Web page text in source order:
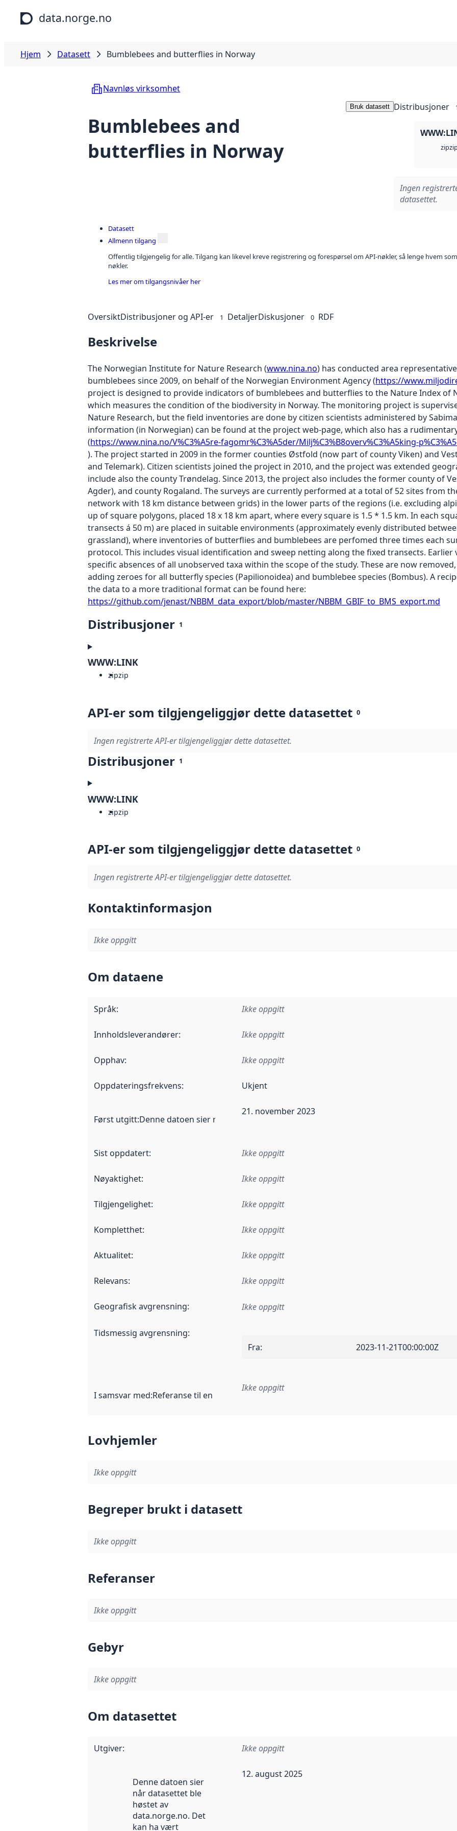
Hopp til hovedinnhold
data.norge.no
Hjem Datasett Bumblebees and butterflies in Norway
Navnløs virksomhet
Bumblebees and
butterflies in Norway
Bruk datasett Distribusjoner
zip
Ingen
datasettet.
Datasett
Allmenn tilgang
Offentlig tilgjengelig for alle. Tilgang kan likevel kreve registrering og forespørsel om API-nøkler, så lenge hvem
nøkler.
Les mer om tilgangsnivåer her
OversiktDistribusjoner og API-er 1 DetaljerDiskusjoner 0 RDF
Beskrivelse
The Norwegian Institute for Nature Research (www.nina.no) has conducted area
bumblebees since 2009, on behalf of the Norwegian Environment Agency (https://
project is designed to provide indicators of bumblebees and butterflies to the Nature Index of
which measures the condition of the biodiversity in Norway. The monitoring project is
Nature Research, but the field inventories are done by citizen scientists administered by
information (in Norwegian) can be found at the project web-page, which also has a
(https://www.nina.no/V%C3%A5re-fagomr%C3%A5der/Milj%C3%B8overv%C3%A5king-
). The project started in 2009 in the former counties Østfold (now part of county Viken) and
and Telemark). Citizen scientists joined the project in 2010, and the project was extended
include also the county Trøndelag. Since 2013, the project also includes the former county of
Agder), and county Rogaland. The surveys are currently performed at a total of 52 sites from
network with 18 km distance between grids) in the lower parts of the regions (i.e. excluding
up of square polygons, placed 18 x 18 km apart, where every square is 1.5 * 1.5 km. In each
transects á 50 m) are placed in suitable environments (approximately evenly distributed
grassland), where inventories of butterflies and bumblebees are perfomed three times each
protocol. This includes visual identification and sweep netting along the fixed transects.
specific absences of all unobserved taxa within the scope of the study. These are now
adding zeroes for all butterfly species (Papilionoidea) and bumblebee species (Bombus). A
the data to a more traditional format can be found here:
https://github.com/jenast/NBBM_data_export/blob/master/NBBM_GBIF_to_BMS_export.md
Distribusjoner 1
WWW:LINK
zipzip
API-er som tilgjengeliggjør dette datasettet 0
Ingen registrerte API-er tilgjengeliggjør dette datasettet.
Distribusjoner 1
WWW:LINK
zipzip
API-er som tilgjengeliggjør dette datasettet 0
Ingen registrerte API-er tilgjengeliggjør dette datasettet.
Kontaktinformasjon
Ikke oppgitt
Om dataene
Språk: Ikke oppgitt
Innholdsleverandører: Ikke oppgitt
Opphav: Ikke oppgitt
Oppdateringsfrekvens: Ukjent
Først utgitt:Denne datoen sier når dataene i dette datasettet første gang ble utgitt. Det kan
21. november 2023
Sist oppdatert: Ikke oppgitt
Nøyaktighet: Ikke oppgitt
Tilgjengelighet: Ikke oppgitt
Kompletthet: Ikke oppgitt
Aktualitet: Ikke oppgitt
Relevans: Ikke oppgitt
Geografisk avgrensning: Ikke oppgitt
Tidsmessig avgrensning:
Fra: 2023-11-21T00:00:00Z
I samsvar med:Referanse til en implementasjonsregel eller annen spesifikasjon, som ligger
Ikke oppgitt
Lovhjemler
Ikke oppgitt
Begreper brukt i datasett
Ikke oppgitt
Referanser
Ikke oppgitt
Gebyr
Ikke oppgitt
Om datasettet
Utgiver: Ikke oppgitt
Denne datoen sier
når datasettet ble
høstet av
data.norge.no. Det
kan ha vært
12. august 2025